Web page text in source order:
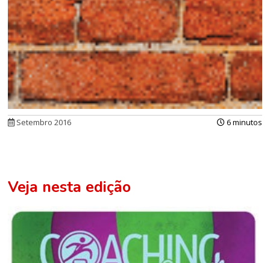
Setembro 2016 6 minutos
Veja nesta edição